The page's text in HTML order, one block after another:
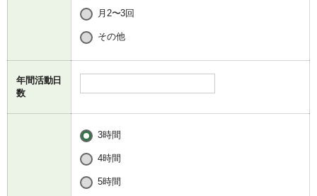
月2〜3回
その他
年間活動日
数
3時間
4時間
5時間